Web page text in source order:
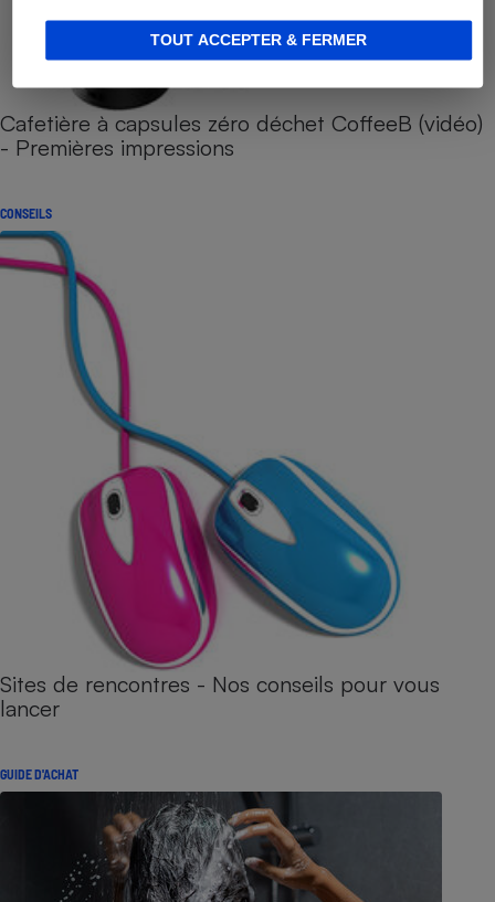
TOUT ACCEPTER & FERMER
Cafetière à capsules zéro déchet CoffeeB (vidéo)
- Premières impressions
CONSEILS
Sites de rencontres - Nos conseils pour vous
lancer
GUIDE D'ACHAT